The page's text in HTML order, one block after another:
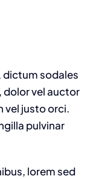
dictum sodales
dolor vel auctor
vel justo orci.
pulvinar
lorem sed